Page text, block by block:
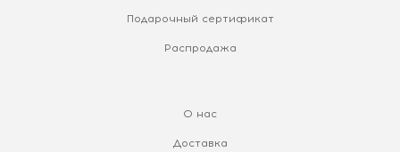
Подарочный сертификат
Распродажа
О нас
Доставка